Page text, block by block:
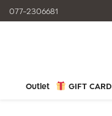
GIFT CARD
Outlet
077-2306681